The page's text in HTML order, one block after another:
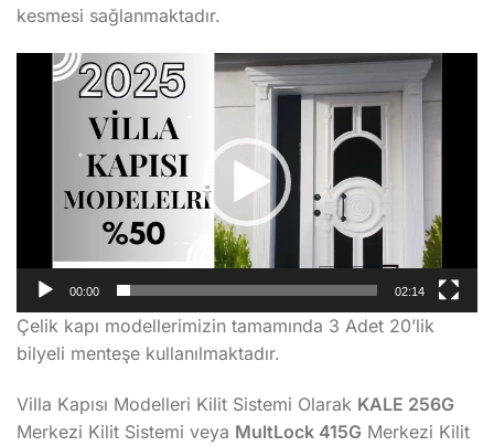
kesmesi sağlanmaktadır.
Video
oynatıcı
00:00 02:14
Çelik kapı modellerimizin tamamında 3 Adet 20’lik
bilyeli menteşe kullanılmaktadır.
Villa Kapısı Modelleri Kilit Sistemi Olarak KALE 256G
Merkezi Kilit Sistemi veya MultLock 415G Merkezi Kilit